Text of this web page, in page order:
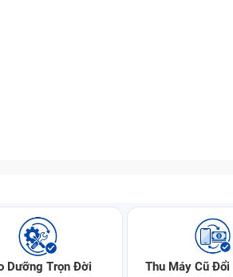
Dưỡng Trọn Đời Thu Máy Cũ